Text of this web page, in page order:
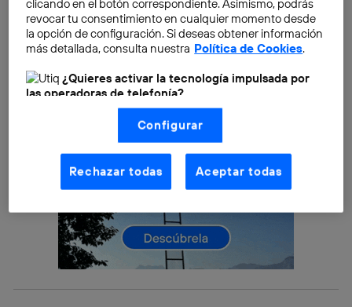
revocar tu consentimiento en cualquier momento desde
la opción de configuración. Si deseas obtener información
más detallada, consulta nuestra Política de Cookies.
¿Quieres activar la tecnología impulsada por
las operadoras de telefonía?
Nosotros, Telefónica S.A., utilizamos la tecnología Utiq para
realizar nuestras acciones de marketing digital o análisis
(como se describe en este aviso de consentimiento)
basadas en tu navegación en nuestra(s) web(s)
aquí(solo cuando utilizas una conexión a
internet habilitada , proporcionada por una de las
operadoras de telefonía participantes, y otorgas tu
La tecnología Utiq está diseñada con la privacidad como
prioridad ofreciéndote elección y control.
La tecnología utiliza un identificador cifrado creado por tu
información de la cuenta de cliente de
Configurar
Rechazar todas Aceptar todas